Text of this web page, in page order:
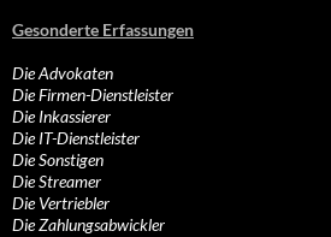
Gesonderte Erfassungen
Die Advokaten
Die Firmen-Dienstleister
Die Inkassierer
Die IT-Dienstleister
Die Sonstigen
Die Streamer
Die Vertriebler
Die Zahlungsabwickler